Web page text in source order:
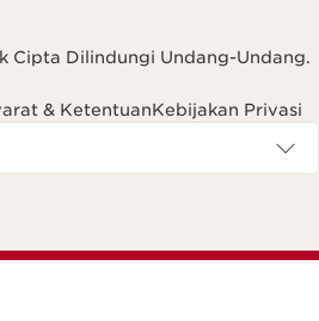
Cipta Dilindungi Undang-Undang.
& KetentuanKebijakan Privasi